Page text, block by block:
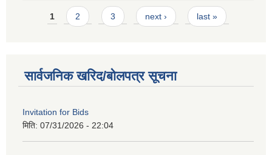
Pages
1 2 3 next › last »
सार्वजनिक खरिद/बोलपत्र सूचना
Invitation for Bids
मिति: 07/31/2026 - 22:04